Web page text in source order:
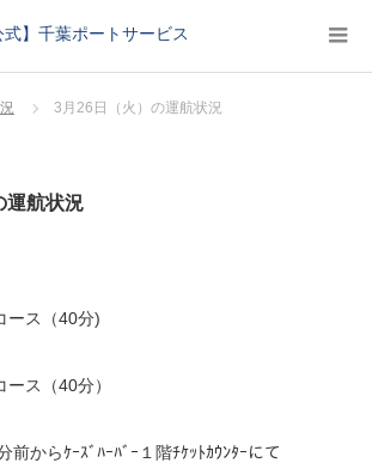
】千葉ポートサービス
3月26日（火）の運航状況
運航状況
ス（40分)
ス（40分）
前からｹｰｽﾞﾊｰﾊﾞｰ１階ﾁｹｯﾄｶｳﾝﾀｰにて